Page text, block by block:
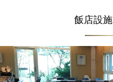
飯店設施